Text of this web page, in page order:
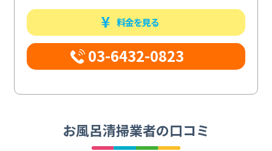
料金を見る
03-6432-0823
お風呂清掃業者の口コミ